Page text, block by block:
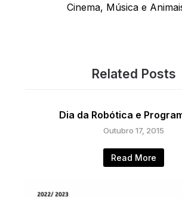
Cinema, Música e
Related Posts
Dia da Robótica e
Outubro 17, 2015
Read More